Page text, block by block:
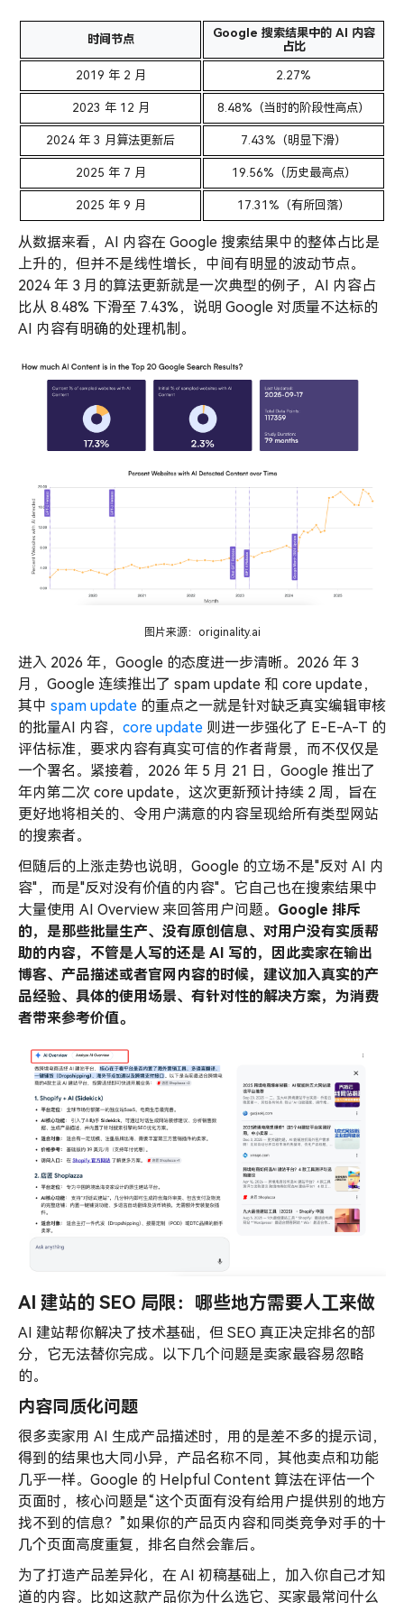
时间节点
Google 搜索结果中的 AI 内容
占比
2019 年 2 月 2.27%
2023 年 12 月 8.48%（当时的阶段性高点）
2024 年 3 月算法更新后 7.43%（明显下滑）
2025 年 7 月 19.56%（历史最高点）
2025 年 9 月 17.31%（有所回落）
从数据来看，AI 内容在 Google 搜索结果中的整体占比是
上升的，但并不是线性增长，中间有明显的波动节点。
2024 年 3 月的算法更新就是一次典型的例子，AI 内容占
比从 8.48% 下滑至 7.43%，说明 Google 对质量不达标的
AI 内容有明确的处理机制。
图片来源：originality.ai
进入 2026 年，Google 的态度进一步清晰。2026 年 3
月，Google 连续推出了 spam update 和 core update，
其中 spam update 的重点之一就是针对缺乏真实编辑审核
的批量AI 内容， core update 则进一步强化了 E-E-A-T 的
评估标准，要求内容有真实可信的作者背景，而不仅仅是
一个署名。紧接着，2026 年 5 月 21 日，Google 推出了
年内第二次 core update，这次更新预计持续 2 周，旨在
更好地将相关的、令用户满意的内容呈现给所有类型网站
的搜索者。
但随后的上涨走势也说明，Google 的立场不是"反对 AI 内
容"，而是"反对没有价值的内容"。它自己也在搜索结果中
大量使用 AI Overview 来回答用户问题。 Google 排斥
的，是那些批量生产、没有原创信息、对用户没有实质帮
助的内容，不管是人写的还是 AI 写的，因此卖家在输出
博客、产品描述或者官网内容的时候，建议加入真实的产
品经验、具体的使用场景、有针对性的解决方案，为消费
者带来参考价值。
AI 建站的 SEO 局限：哪些地方需要人工来做
AI 建站帮你解决了技术基础，但 SEO 真正决定排名的部
分，它无法替你完成。以下几个问题是卖家最容易忽略
的。
内容同质化问题
很多卖家用 AI 生成产品描述时，用的是差不多的提示词，
得到的结果也大同小异，产品名称不同，其他卖点和功能
几乎一样。Google 的 Helpful Content 算法在评估一个
页面时，核心问题是“这个页面有没有给用户提供别的地方
找不到的信息？”如果你的产品页内容和同类竞争对手的十
几个页面高度重复，排名自然会靠后。
为了打造产品差异化，在 AI 初稿基础上，加入你自己才知
道的内容。比如这款产品你为什么选它、买家最常问什么